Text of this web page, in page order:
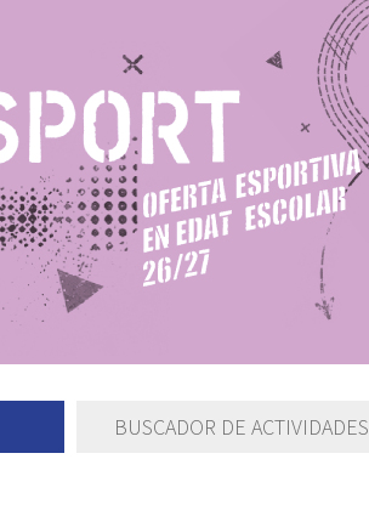
BUSCADOR DE ACTIVIDADES